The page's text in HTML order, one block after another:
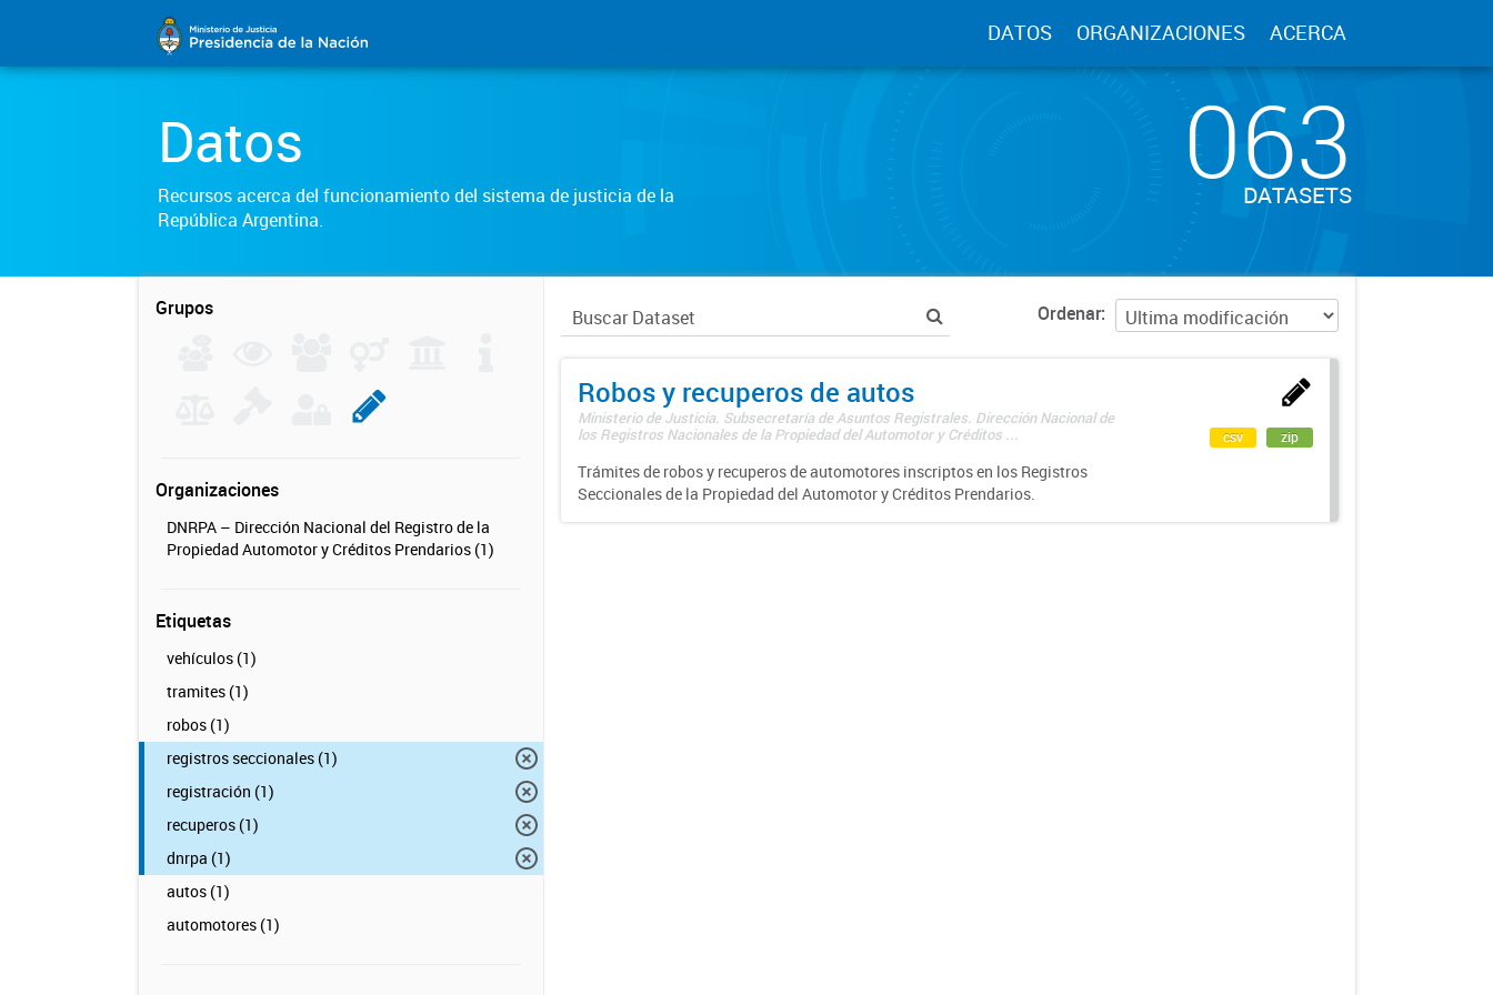
DATOS ORGANIZACIONES ACERCA
Datos
Recursos acerca del funcionamiento del sistema de justicia de la
República Argentina.
063
DATASETS
Grupos
Organizaciones
DNRPA – Dirección Nacional del Registro de la
Propiedad Automotor y Créditos Prendarios (1)
Etiquetas
vehículos (1)
tramites (1)
robos (1)
registros seccionales (1)
registración (1)
recuperos (1)
dnrpa (1)
autos (1)
automotores (1)
Ordenar
Robos y recuperos de autos
Ministerio de Justicia. Subsecretaría de Asuntos Registrales. Dirección Nacional de
los Registros Nacionales de la Propiedad del Automotor y Créditos ...
Trámites de robos y recuperos de automotores inscriptos en los Registros
Seccionales de la Propiedad del Automotor y Créditos Prendarios.
csv zip